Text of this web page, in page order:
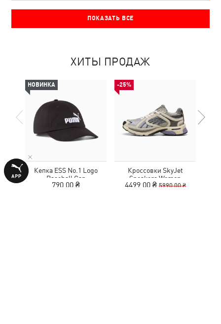
ПОКАЗАТЬ ВСЕ
ХИТЫ ПРОДАЖ
НОВИНКА
Кепка ESS No.1 Logo
Baseball Cap
790,00 ₴
-25%
Кроссовки SkyJet
Sneakers Women
4499,00 ₴ 5990,00 ₴